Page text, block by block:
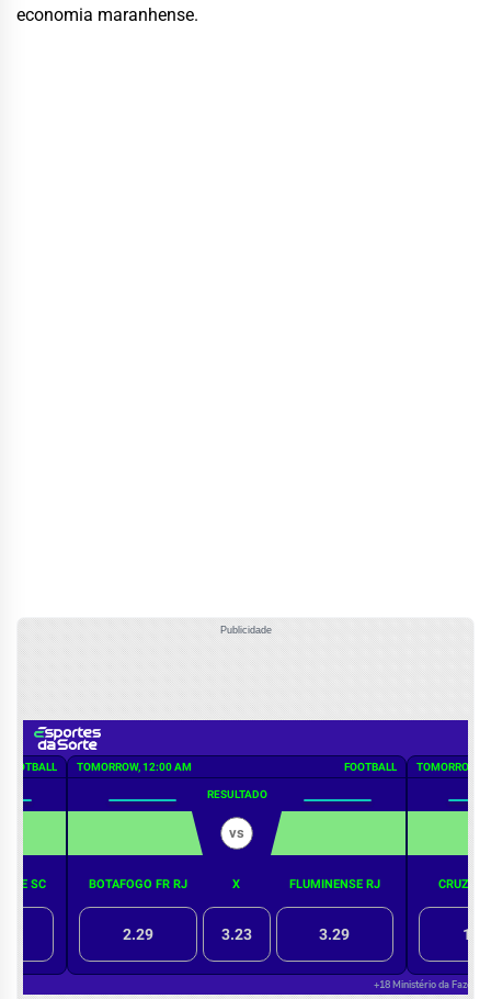
economia maranhense.
Publicidade